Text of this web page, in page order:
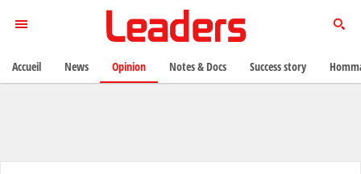
Accueil News Opinion Notes & Docs Success story